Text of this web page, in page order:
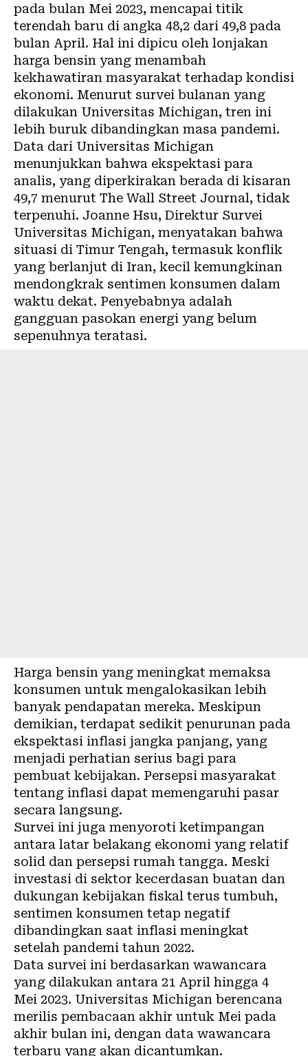
pada bulan Mei 2023, mencapai titik
terendah baru di angka 48,2 dari 49,8 pada
bulan April. Hal ini dipicu oleh lonjakan
harga bensin yang menambah
kekhawatiran masyarakat terhadap kondisi
ekonomi. Menurut survei bulanan yang
dilakukan Universitas Michigan, tren ini
lebih buruk dibandingkan masa pandemi.
Data dari Universitas Michigan
menunjukkan bahwa ekspektasi para
analis, yang diperkirakan berada di kisaran
49,7 menurut The Wall Street Journal, tidak
terpenuhi. Joanne Hsu, Direktur Survei
Universitas Michigan, menyatakan bahwa
situasi di Timur Tengah, termasuk konflik
yang berlanjut di Iran, kecil kemungkinan
mendongkrak sentimen konsumen dalam
waktu dekat. Penyebabnya adalah
gangguan pasokan energi yang belum
sepenuhnya teratasi.
Harga bensin yang meningkat memaksa
konsumen untuk mengalokasikan lebih
banyak pendapatan mereka. Meskipun
demikian, terdapat sedikit penurunan pada
ekspektasi inflasi jangka panjang, yang
menjadi perhatian serius bagi para
pembuat kebijakan. Persepsi masyarakat
tentang inflasi dapat memengaruhi pasar
secara langsung.
Survei ini juga menyoroti ketimpangan
antara latar belakang ekonomi yang relatif
solid dan persepsi rumah tangga. Meski
investasi di sektor kecerdasan buatan dan
dukungan kebijakan fiskal terus tumbuh,
sentimen konsumen tetap negatif
dibandingkan saat inflasi meningkat
setelah pandemi tahun 2022.
Data survei ini berdasarkan wawancara
yang dilakukan antara 21 April hingga 4
Mei 2023. Universitas Michigan berencana
merilis pembacaan akhir untuk Mei pada
akhir bulan ini, dengan data wawancara
terbaru yang akan dicantumkan.